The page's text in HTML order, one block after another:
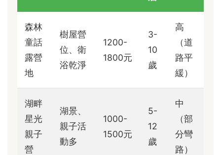
森林
童話
露營
地
樹屋營
位、衛
浴乾淨
1200-
1800元
3-
10
歲
高
（道
路平
緩）
湖畔
星光
親子
營
湖景、
親子活
動多
1000-
1500元
5-
12
歲
中
（部
分彎
路）